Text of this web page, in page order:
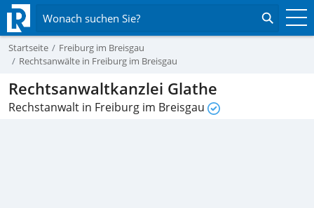
Wonach suchen Sie?
Startseite
Freiburg im Breisgau
Rechtsanwälte in Freiburg im Breisgau
Rechtsanwaltkanzlei Glathe
Rechstanwalt in Freiburg im Breisgau